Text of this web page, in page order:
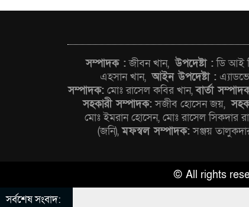
সম্পাদক :জীবন খান,উপদেষ্টা :ডি আই
এহসান খান,আইন উপদেষ্টা :
সম্পাদক: মোঃ রাসেল কবির খান,বার্তা
সহকারী সম্পাদক:সজীব হোসেন জয়,
মোঃ ইমরান হোসেন, মোঃ রাসেল সিকদার
(জনি),মফস্বল সম্পাদক:সঞ্জয়
© All rights
সর্বশেষ সংবাদ: